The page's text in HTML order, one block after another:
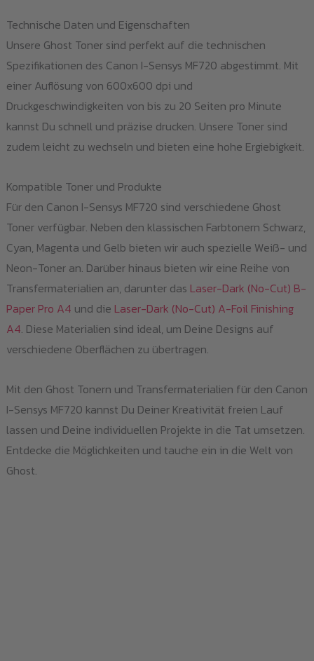
Technische Daten und Eigenschaften
Unsere Ghost Toner sind perfekt auf die technischen
Spezifikationen des Canon I-Sensys MF720 abgestimmt. Mit
einer Auflösung von 600x600 dpi und
Druckgeschwindigkeiten von bis zu 20 Seiten pro Minute
kannst Du schnell und präzise drucken. Unsere Toner sind
zudem leicht zu wechseln und bieten eine hohe Ergiebigkeit.
Kompatible Toner und Produkte
Für den Canon I-Sensys MF720 sind verschiedene Ghost
Toner verfügbar. Neben den klassischen Farbtonern Schwarz,
Cyan, Magenta und Gelb bieten wir auch spezielle Weiß- und
Neon-Toner an. Darüber hinaus bieten wir eine Reihe von
Transfermaterialien an, darunter das Laser-Dark (No-Cut) B-
Paper Pro A4 und die Laser-Dark (No-Cut) A-Foil Finishing
A4. Diese Materialien sind ideal, um Deine Designs auf
verschiedene Oberflächen zu übertragen.
Mit den Ghost Tonern und Transfermaterialien für den Canon
I-Sensys MF720 kannst Du Deiner Kreativität freien Lauf
lassen und Deine individuellen Projekte in die Tat umsetzen.
Entdecke die Möglichkeiten und tauche ein in die Welt von
Ghost.